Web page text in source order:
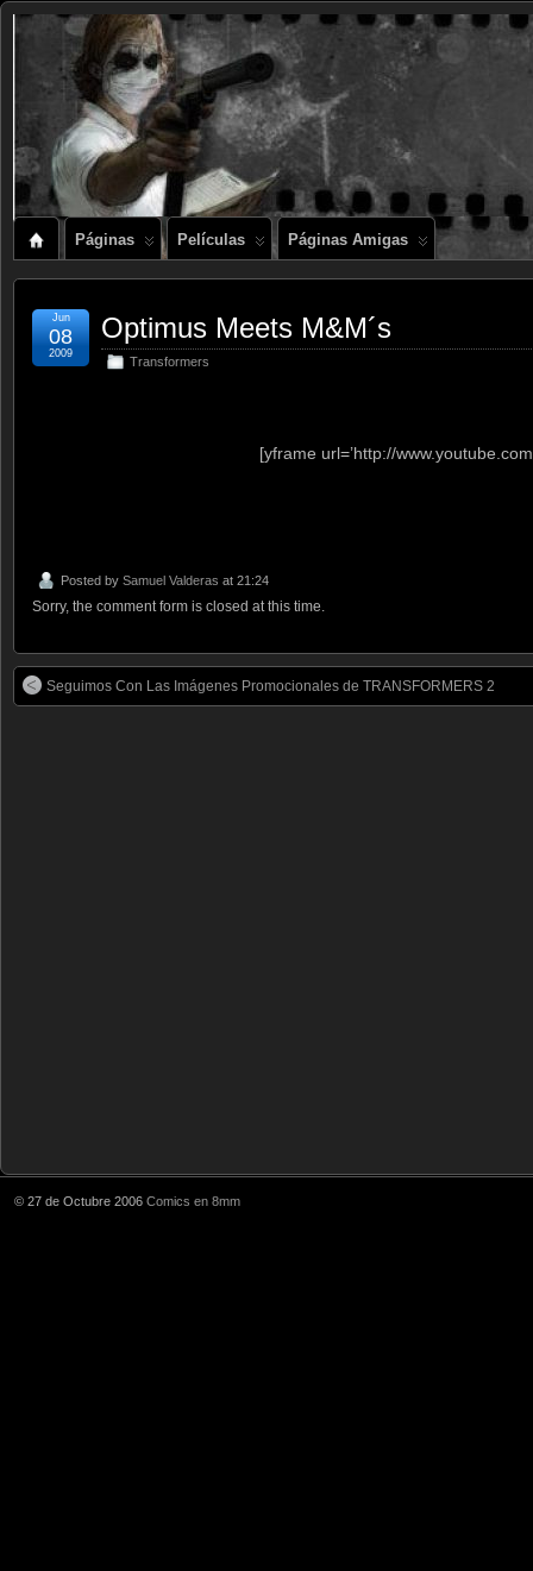
Páginas Películas Páginas Amigas
Optimus Meets M&M´s
Transformers
Jun
08
2009
[yframe url=’http://
Posted by Samuel Valderas at 21:24
Sorry, the comment form is closed at this time.
Seguimos Con Las Imágenes Promocionales de TRANSFORMERS 2
© 27 de Octubre 2006 Comics en 8mm